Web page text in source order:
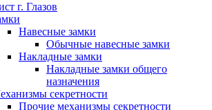
г. Глазов
Навесные замки
Обычные навесные замки
Накладные замки
Накладные замки общего
назначения
секретности
Прочие механизмы секретности